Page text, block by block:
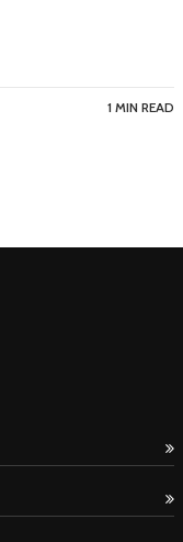
1 MIN READ